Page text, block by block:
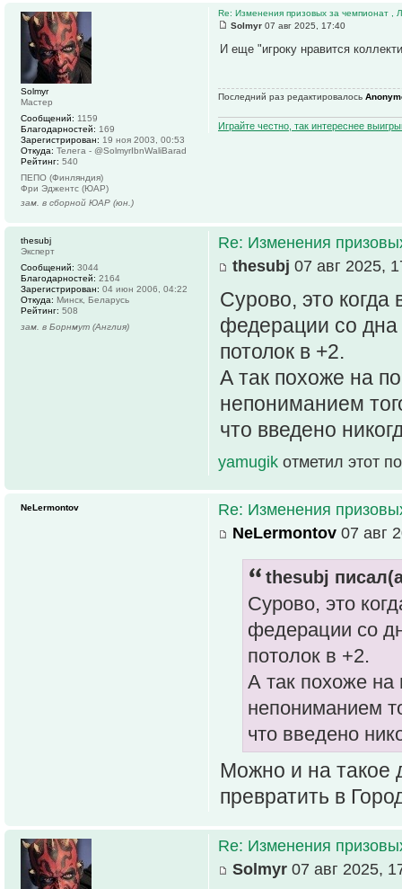
Re: Изменения призовых за чемпионат ,
Solmyr 07 авг 2025, 17:40
И еще "игроку нравится
Последний раз редактировалось
Играйте честно, так интереснее
Solmyr
Мастер
Сообщений: 1159
Благодарностей: 169
Зарегистрирован: 19 ноя 2003, 00:53
Откуда: Телега - @SolmyrIbnWaliBarad
Рейтинг: 540
ПЕПО (Финляндия)
Фри Эджентс (ЮАР)
зам. в сборной ЮАР (юн.)
Re: Изменения
thesubj 07 авг 2025,
Сурово, это
федерации со дна
потолок в +2.
А так похоже на
непониманием
что введено
yamugik отметил этот
thesubj
Эксперт
Сообщений: 3044
Благодарностей: 2164
Зарегистрирован: 04 июн 2006, 04:22
Откуда: Минск, Беларусь
Рейтинг: 508
зам. в Борнмут (Англия)
Re: Изменения
NeLermontov 07 авг
thesubj
Сурово, это
федерации со
потолок в +2.
А так похоже на
непониманием
что введено
Можно и на такое
превратить в
NeLermontov
Re: Изменения
Solmyr 07 авг 2025,